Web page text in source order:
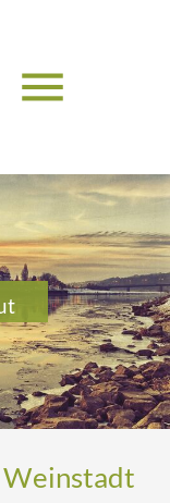
menu
Weinstadt